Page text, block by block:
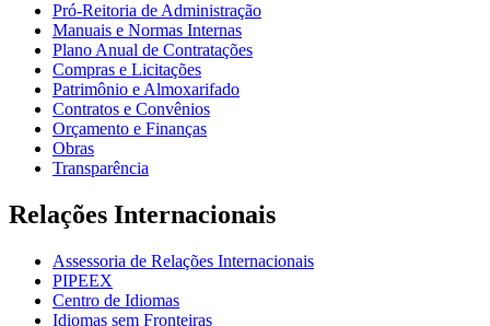
Pró-Reitoria de Administração
Manuais e Normas Internas
Plano Anual de Contratações
Compras e Licitações
Patrimônio e Almoxarifado
Contratos e Convênios
Orçamento e Finanças
Obras
Transparência
Relações Internacionais
Assessoria de Relações Internacionais
PIPEEX
Centro de Idiomas
Idiomas sem Fronteiras